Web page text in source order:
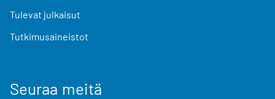
Tulevat julkaisut
Tutkimusaineistot
Seuraa meitä